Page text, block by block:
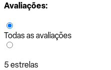
Avaliações:
Todas as avaliações
5 estrelas